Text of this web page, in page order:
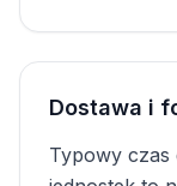
Dostawa i
Typowy czas